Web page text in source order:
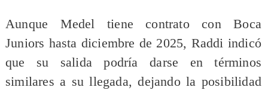
Aunque Medel tiene contrato con Boca
Juniors hasta diciembre de 2025, Raddi indicó
que su salida podría darse en términos
similares a su llegada, dejando la posibilidad